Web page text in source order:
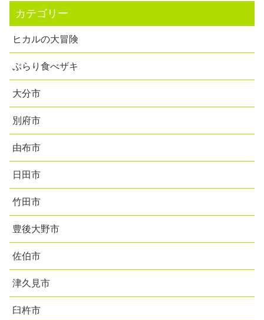
カテゴリー
ヒカルの大冒険
ぶらり食べザキ
大分市
別府市
由布市
日田市
竹田市
豊後大野市
佐伯市
津久見市
臼杵市